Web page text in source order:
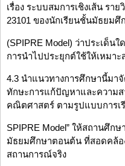
เรื่อง ระบบสมการเชิงเส้น ร
23101 ของนักเรียนชั้นมัธยม
(SPIPRE Model) ว่าประเด็
การนำไปประยุกต์ใช้ให้เหมาะ
4.3 นำแนวทางการศึกษานี้มา
ทักษะการแก้ปัญหาและความส
คณิตศาสตร์ ตามรูปแบบการเ
SPIPRE Model” ให้สถานศึก
มัธยมศึกษาตอนต้น ที่สอดคล้อ
สถานการณ์จริง